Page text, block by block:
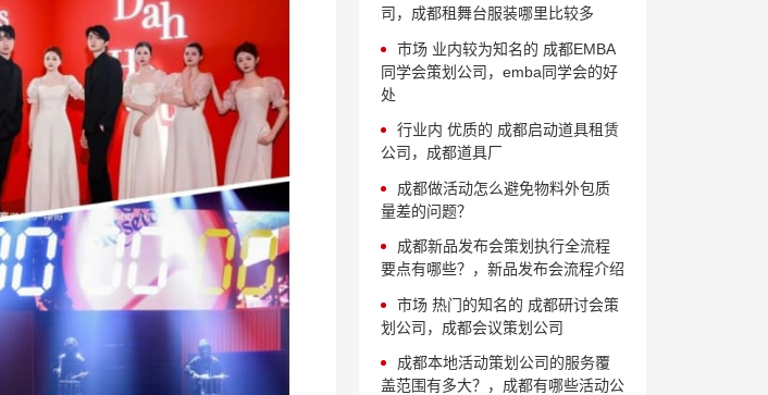
司，成都租舞台服装哪里比较多
市场 业内较为知名的 成都EMBA
同学会策划公司，emba同学会的好
处
行业内 优质的 成都启动道具租赁
公司，成都道具厂
成都做活动怎么避免物料外包质
量差的问题？
成都新品发布会策划执行全流程
要点有哪些？，新品发布会流程介绍
市场 热门的知名的 成都研讨会策
划公司，成都会议策划公司
成都本地活动策划公司的服务覆
盖范围有多大？，成都有哪些活动公